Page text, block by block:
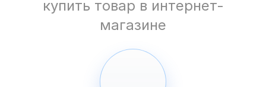
купить товар в интернет-
магазине